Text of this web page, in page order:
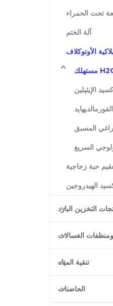
تحت الحمراء
آلة الختم
الأوتوكلاف
الإيثيلين
المسبق
السريع
حبة زجاجية
الهيدروجين
التخزين البارد
الغسالات
تنقية المياه
الحاضنات